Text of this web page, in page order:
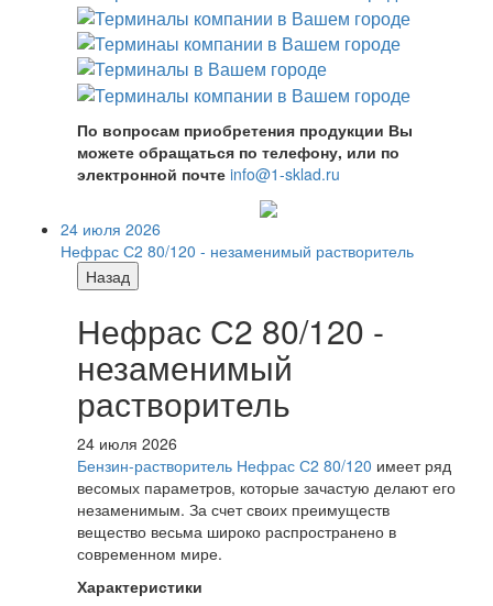
По вопросам приобретения продукции Вы
можете обращаться по телефону, или по
электронной почте info@1-sklad.ru
24 июля 2026
Нефрас С2 80/120 - незаменимый растворитель
Назад
Нефрас С2 80/120 -
незаменимый
растворитель
24 июля 2026
Бензин-растворитель Нефрас С2 80/120 имеет ряд
весомых параметров, которые зачастую делают его
незаменимым. За счет своих преимуществ
вещество весьма широко распространено в
современном мире.
Характеристики